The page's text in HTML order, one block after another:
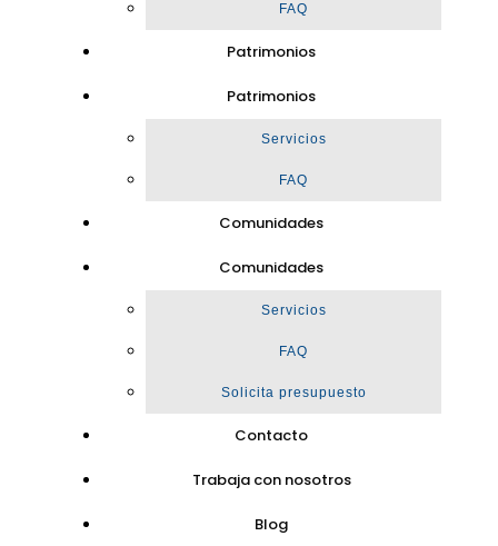
FAQ
Patrimonios
Patrimonios
Servicios
FAQ
Comunidades
Comunidades
Servicios
FAQ
Solicita presupuesto
Contacto
Trabaja con nosotros
Blog